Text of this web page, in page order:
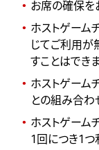
お席の確保を
ホストゲーム
じてご利用が
すことはでき
ホストゲーム
との組み合わ
ホストゲーム
1回につき1つ